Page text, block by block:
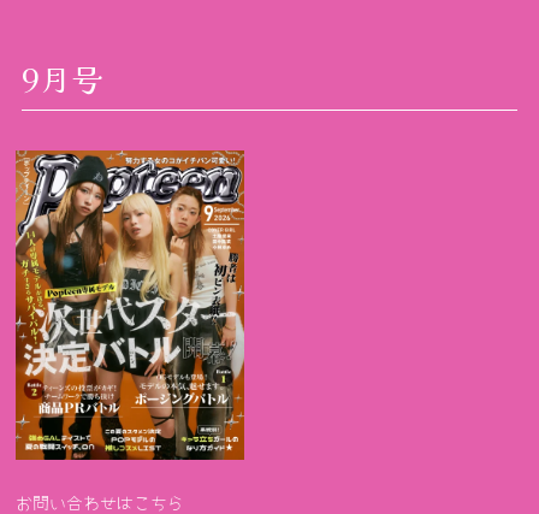
9月号
お問い合わせはこちら